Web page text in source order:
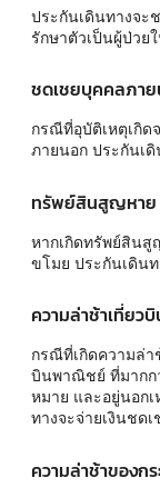
ประกันเดินทางจะ
รักษาตัวเป็นผู้ป่วย
ชดเชยบุคคลภา
กรณีที่อุบัติเหตุเกิด
ภายนอก ประกันเ
ทรัพย์สินสูญหาย
หากเกิดทรัพย์สินสู
ขโมย ประกันเดิน
ความล่าช้าเที่ยว
กรณีที่เกิดความล่า
บินพาณิชย์ ที่มากก
หมาย และอยู่นอก
ทางจะจ่ายเงินชด
ความล่าช้าของกร